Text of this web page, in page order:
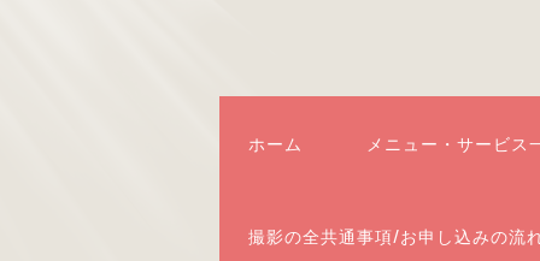
ホーム メニュー・サービス
撮影の全共通事項/お申し込みの流